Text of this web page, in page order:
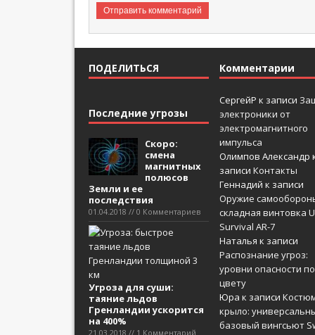
ПОДЕЛИТЬСЯ
Последние угрозы
Скоро:
смена
магнитных
полюсов
Земли и ее
последствия
01.04.2018 // 0 Комментариев
Угроза для суши:
таяние льдов
Гренландии ускорится
на 400%
21.03.2018 // 1 Комментарий
Комментарии
СергейР к записи
электроники от
электромагнитного
импульса
Олимпов Александр
записи Контакты
Геннадий к записи
Оружие
складная винтовка
Survival AR-7
Наталья к записи
Распознание угроз:
уровни опасности по
цвету
Юра к записи
крыло:
базовый вингсьют